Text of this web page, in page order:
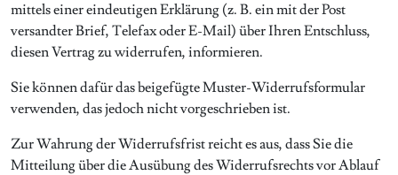
mittels einer eindeutigen Erklärung (z. B. ein mit der Post
versandter Brief, Telefax oder E-Mail) über Ihren Entschluss,
diesen Vertrag zu widerrufen, informieren.
Sie können dafür das beigefügte Muster-Widerrufsformular
verwenden, das jedoch nicht vorgeschrieben ist.
Zur Wahrung der Widerrufsfrist reicht es aus, dass Sie die
Mitteilung über die Ausübung des Widerrufsrechts vor Ablauf